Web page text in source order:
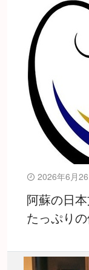
2026年6月
阿蘇の日
たっぷり